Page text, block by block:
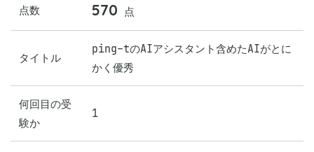
点数 570 点
タイトル
ping-tのAIアシスタント含めたAIがとに
かく優秀
何回目の受
験か
1